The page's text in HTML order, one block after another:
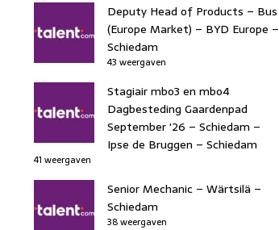
Deputy Head of Products – Bus
(Europe Market) – BYD Europe –
Schiedam
43 weergaven
Stagiair mbo3 en mbo4
Dagbesteding Gaardenpad
September '26 – Schiedam –
Ipse de Bruggen – Schiedam
41 weergaven
Senior Mechanic – Wärtsilä –
Schiedam
38 weergaven